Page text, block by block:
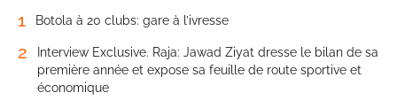
1 Botola à 20 clubs: gare à l’ivresse
2
Interview Exclusive. Raja: Jawad Ziyat dresse le bilan de sa
première année et expose sa feuille de route sportive et
économique